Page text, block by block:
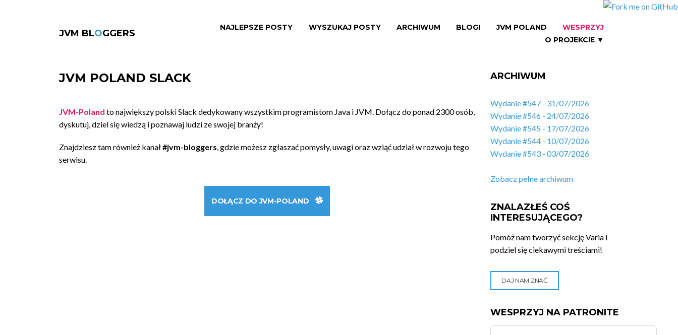
JVM BLOGGERS
NAJLEPSZE POSTY WYSZUKAJ POSTY ARCHIWUM BLOGI JVM POLAND
WESPRZYJ
O PROJEKCIE ▼
JVM POLAND SLACK
JVM-Poland to największy polski Slack dedykowany wszystkim programistom Java i JVM. Dołącz do ponad 2300 osób,
dyskutuj, dziel się wiedzą i poznawaj ludzi ze swojej branży!
Znajdziesz tam również kanał#jvm-bloggers, gdzie możesz zgłaszać pomysły, uwagi oraz wziąć udział w rozwoju tego
serwisu.
DOŁĄCZ DO JVM-POLAND
ARCHIWUM
Wydanie #547 - 31/07/2026
Wydanie #546 - 24/07/2026
Wydanie #545 - 17/07/2026
Wydanie #544 - 10/07/2026
Wydanie #543 - 03/07/2026
Zobacz pełne archiwum
ZNALAZŁEŚ COŚ
INTERESUJĄCEGO?
Pomóż nam tworzyć sekcję Varia i
podziel się ciekawymi treściami!
DAJ NAM ZNAĆ
WESPRZYJ NA PATRONITE